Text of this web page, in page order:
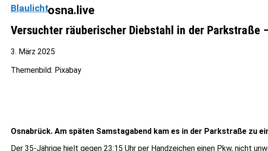
osna.live
Blaulicht
Versuchter räuberischer Diebstahl in der Parkstraße
3. März 2025
Themenbild: Pixabay
Osnabrück. Am späten Samstagabend kam es in der Parkstraße zu
Der 35-Jährige hielt gegen 23:15 Uhr per Handzeichen einen Pkw, nicht